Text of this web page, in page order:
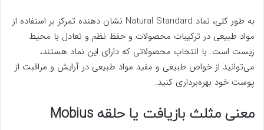
به طور کلی، نماد Natural Standard نشان دهنده تمرکز بر استفاده از
مواد طبیعی در ترکیبات محصولات و حفظ نظم و تعادل با محیط
زیست است. با انتخاب محصولاتی که دارای این نماد هستند،
می‌توانید از خواص طبیعی و مفید مواد طبیعی در آرایش و مراقبت از
پوست خود بهره‌برداری کنید.
معنی مثلث بازیافت یا حلقه Mobius